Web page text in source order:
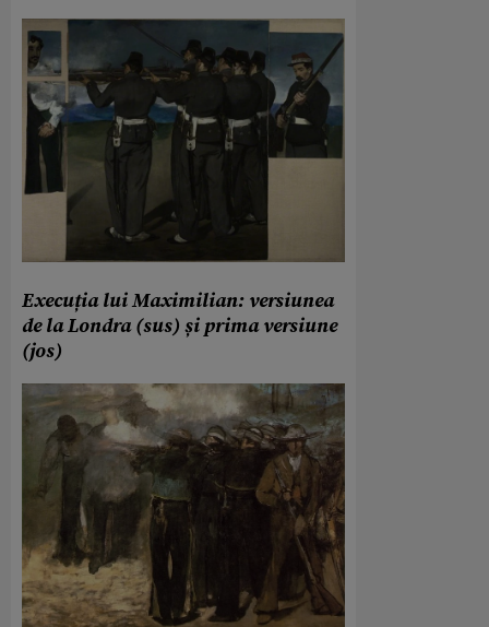
Execuția lui Maximilian: versiunea
de la Londra (sus) și prima versiune
(jos)